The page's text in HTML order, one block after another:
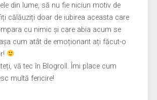
din lume, să nu fie niciun motiv de
călăuziți doar de iubirea aceasta care
cu nimic și care abia acum se
cum atât de emoționant ați făcut-o
vă tec în Blogroll. Îmi place cum
multă fericire!